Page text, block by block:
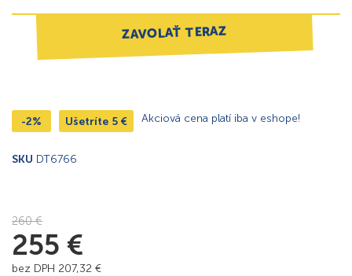
ZAVOLAŤ TERAZ
-2% Ušetríte 5 € Akciová cena platí iba v eshope!
SKU DT6766
260€
255 €
bez DPH 207,32 €